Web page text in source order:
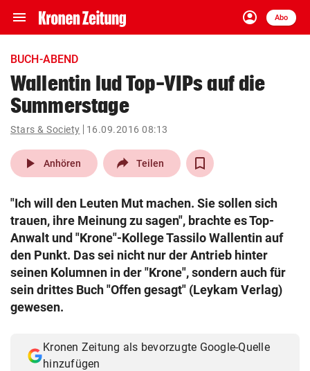
menu Navigation
ein-/ausklappen
account_circle
Anmelden
Abo
close Schließen
account_circle Anmelden
pin_drop
Wien arrow_right
search
Suchbegriff
eingeben
BUCH-ABEND
Wallentin lud Top-VIPs auf die
Summerstage
Stars & Society 16.09.2016 08:13
play_arrow Anhören Teilen
"Ich will den Leuten Mut machen. Sie sollen sich
trauen, ihre Meinung zu sagen", brachte es Top-
Anwalt und "Krone"-Kollege Tassilo Wallentin auf
den Punkt. Das sei nicht nur der Antrieb hinter
seinen Kolumnen in der "Krone", sondern auch für
sein drittes Buch "Offen gesagt" (Leykam Verlag)
gewesen.
Kronen Zeitung als bevorzugte Google-Quelle
hinzufügen